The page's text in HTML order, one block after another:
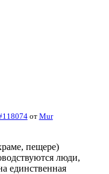
от Mur
пещере)
люди,
единственная